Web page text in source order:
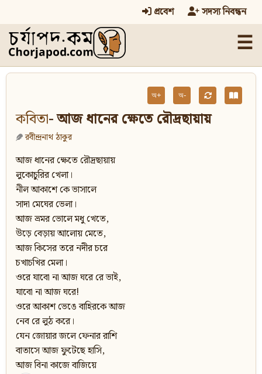
প্রবেশ সদস্য নিবন্ধন
☰
অ+ অ-
কবিতা- আজ ধানের ক্ষেতে রৌদ্রছায়ায়
রবীন্দ্রনাথ ঠাকুর
আজ ধানের ক্ষেতে রৌদ্রছায়ায়
লুকোচুরির খেলা।
নীল আকাশে কে ভাসালে
সাদা মেঘের ভেলা।
আজ ভ্রমর ভোলে মধু খেতে,
উড়ে বেড়ায় আলোয় মেতে,
আজ কিসের তরে নদীর চরে
চখাচখির মেলা।
ওরে যাবো না আজ ঘরে রে ভাই,
যাবো না আজ ঘরে!
ওরে আকাশ ভেঙে বাহিরকে আজ
নেব রে লুঠ করে।
যেন জোয়ার জলে ফেনার রাশি
বাতাসে আজ ফুটেছে হাসি,
আজ বিনা কাজে বাজিয়ে